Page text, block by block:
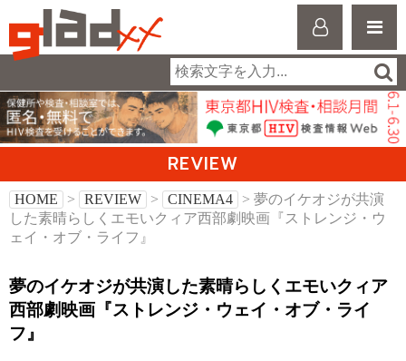
REVIEW
HOME > REVIEW > CINEMA4
> 夢のイケオジが共演
した素晴らしくエモいクィア西部劇映画『ストレンジ・ウ
ェイ・オブ・ライフ』
夢のイケオジが共演した素晴らしくエモいクィア
西部劇映画『ストレンジ・ウェイ・オブ・ライ
フ』